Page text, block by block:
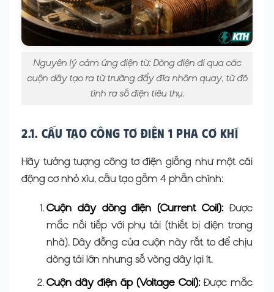
Nguyên lý cảm ứng điện từ: Dòng điện đi qua các
cuộn dây tạo ra từ trường đẩy đĩa nhôm quay, từ đó
tính ra số điện tiêu thụ.
2.1. Cấu tạo công tơ điện 1 pha cơ khí
Hãy tưởng tượng công tơ điện giống như một cái
động cơ nhỏ xíu, cấu tạo gồm 4 phần chính:
Cuộn dây dòng điện (Current Coil):Được
mắc nối tiếp với phụ tải (thiết bị điện trong
nhà). Dây đồng của cuộn này rất to để chịu
dòng tải lớn nhưng số vòng dây lại ít.
Cuộn dây điện áp (Voltage Coil):Được mắc